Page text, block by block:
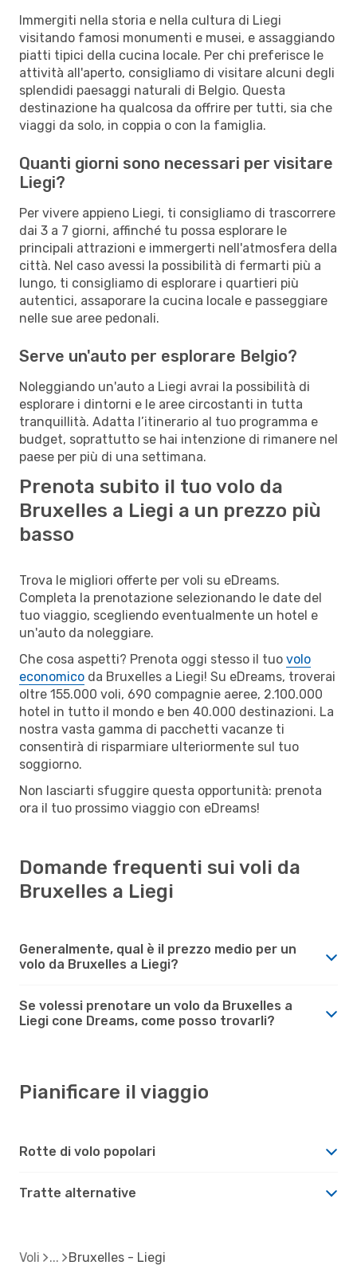
Immergiti nella storia e nella cultura di Liegi
visitando famosi monumenti e musei, e assaggiando
piatti tipici della cucina locale. Per chi preferisce le
attività all'aperto, consigliamo di visitare alcuni degli
splendidi paesaggi naturali di Belgio. Questa
destinazione ha qualcosa da offrire per tutti, sia che
viaggi da solo, in coppia o con la famiglia.
Quanti giorni sono necessari per visitare
Liegi?
Per vivere appieno Liegi, ti consigliamo di trascorrere
dai 3 a 7 giorni, affinché tu possa esplorare le
principali attrazioni e immergerti nell'atmosfera della
città. Nel caso avessi la possibilità di fermarti più a
lungo, ti consigliamo di esplorare i quartieri più
autentici, assaporare la cucina locale e passeggiare
nelle sue aree pedonali.
Serve un'auto per esplorare Belgio?
Noleggiando un'auto a Liegi avrai la possibilità di
esplorare i dintorni e le aree circostanti in tutta
tranquillità. Adatta l’itinerario al tuo programma e
budget, soprattutto se hai intenzione di rimanere nel
paese per più di una settimana.
Prenota subito il tuo volo da
Bruxelles a Liegi a un prezzo più
basso
Trova le migliori offerte per voli su eDreams.
Completa la prenotazione selezionando le date del
tuo viaggio, scegliendo eventualmente un hotel e
un'auto da noleggiare.
Che cosa aspetti? Prenota oggi stesso il tuo volo
economico da Bruxelles a Liegi! Su eDreams, troverai
oltre 155.000 voli, 690 compagnie aeree, 2.100.000
hotel in tutto il mondo e ben 40.000 destinazioni. La
nostra vasta gamma di pacchetti vacanze ti
consentirà di risparmiare ulteriormente sul tuo
soggiorno.
Non lasciarti sfuggire questa opportunità: prenota
ora il tuo prossimo viaggio con eDreams!
Domande frequenti sui voli da
Bruxelles a Liegi
Generalmente, qual è il prezzo medio per un
volo da Bruxelles a Liegi?
Se volessi prenotare un volo da Bruxelles a
Liegi cone Dreams, come posso trovarli?
Pianificare il viaggio
Rotte di volo popolari
Tratte alternative
Voli Bruxelles - Liegi